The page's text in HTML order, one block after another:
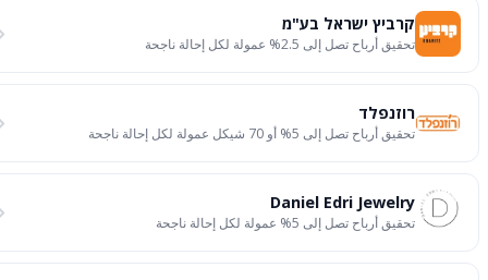
קרביץ ישראל בע"מ
تحقيق أرباح تصل إلى 2.5% عمولة لكل إحالة ناجحة
רוזנפלד
تحقيق أرباح تصل إلى 5% أو 70 شيكل عمولة لكل إحالة ناجحة
Daniel Edri Jewelry
تحقيق أرباح تصل إلى 5% عمولة لكل إحالة ناجحة